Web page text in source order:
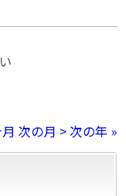
次の月 >次の年 »